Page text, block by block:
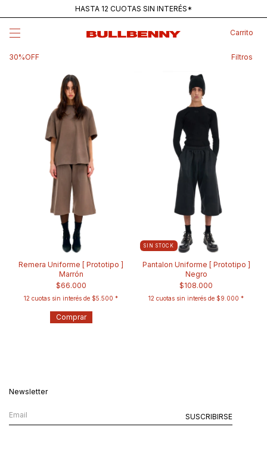
HASTA 12 CUOTAS SIN INTERÉS*
Carrito
30%OFF Filtros
Remera Uniforme [ Prototipo ]
Marrón
$66.000
12 cuotas sin interés de $5.500
Comprar
SIN STOCK
Pantalon Uniforme [ Prototipo ]
Negro
$108.000
12 cuotas sin interés de $9.000
Newsletter